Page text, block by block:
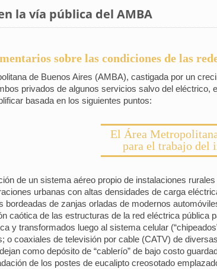
la vía pública del AMBA
sobre las condiciones de las
de Buenos Aires (AMBA), castigada por un
privados de algunos servicios salvo del
basada en los siguientes puntos:
El Área
para el trabajo del
de un sistema aéreo propio de instalaciones
urbanas con altas densidades de carga
bordeadas de zanjas orladas de modernos
caótica de las estructuras de la red eléctrica pública
y transformados luego al sistema celular
o coaxiales de televisión por cable (CATV) de
como depósito de “cablerío” de bajo costo
de los postes de eucalipto creosotado